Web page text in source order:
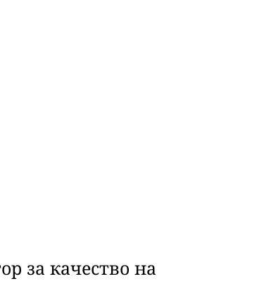
за качество на